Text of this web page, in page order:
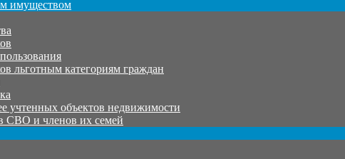
имуществом
льготным категориям граждан
учтенных объектов недвижимости
СВО и членов их семей